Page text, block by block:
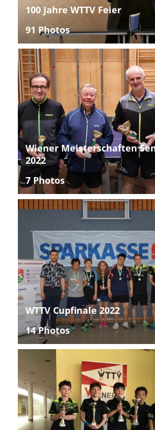
100 Jahre WTTV Feier
91 Photos
Wiener Meisterschaften
2022
7 Photos
WTTV Cupfinale 2022
14 Photos